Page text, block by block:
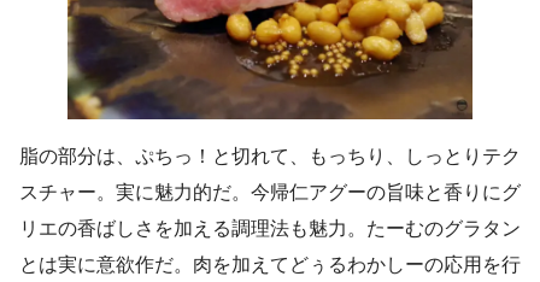
脂の部分は、ぷちっ！と切れて、もっちり、しっとりテク
スチャー。実に魅力的だ。今帰仁アグーの旨味と香りにグ
リエの香ばしさを加える調理法も魅力。たーむのグラタン
とは実に意欲作だ。肉を加えてどぅるわかしーの応用を行